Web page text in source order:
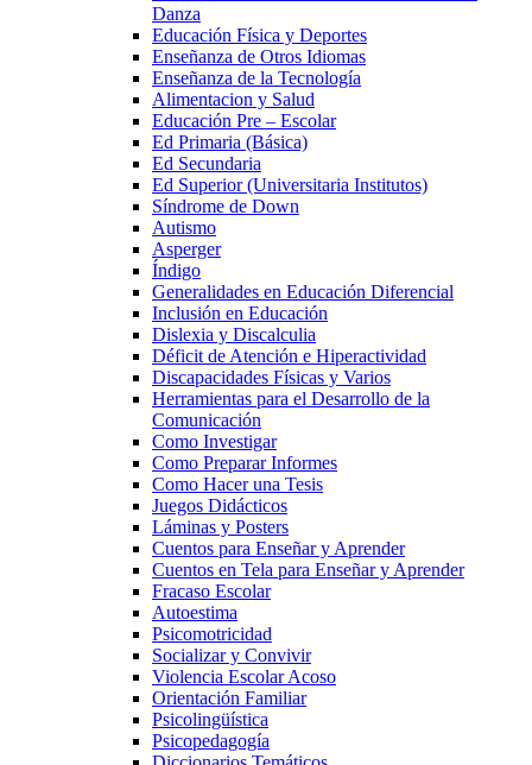
Danza
Educación Física y Deportes
Enseñanza de Otros Idiomas
Enseñanza de la Tecnología
Alimentacion y Salud
Educación Pre – Escolar
Ed Primaria (Básica)
Ed Secundaria
Ed Superior (Universitaria Institutos)
Síndrome de Down
Autismo
Asperger
Índigo
Generalidades en Educación Diferencial
Inclusión en Educación
Dislexia y Discalculia
Déficit de Atención e Hiperactividad
Discapacidades Físicas y Varios
Herramientas para el Desarrollo de la
Comunicación
Como Investigar
Como Preparar Informes
Como Hacer una Tesis
Juegos Didácticos
Láminas y Posters
Cuentos para Enseñar y Aprender
Cuentos en Tela para Enseñar y Aprender
Fracaso Escolar
Autoestima
Psicomotricidad
Socializar y Convivir
Violencia Escolar Acoso
Orientación Familiar
Psicolingüística
Psicopedagogía